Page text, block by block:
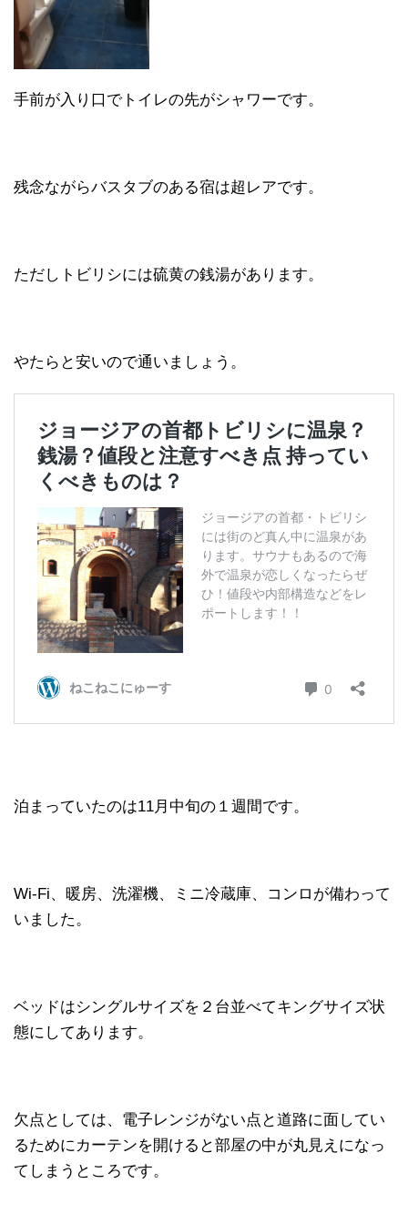
手前が入り口でトイレの先がシャワーです。
残念ながらバスタブのある宿は超レアです。
ただしトビリシには硫黄の銭湯があります。
やたらと安いので通いましょう。
泊まっていたのは11月中旬の１週間です。
Wi-Fi、暖房、洗濯機、ミニ冷蔵庫、コンロが備わって
いました。
ベッドはシングルサイズを２台並べてキングサイズ状
態にしてあります。
欠点としては、電子レンジがない点と道路に面してい
るためにカーテンを開けると部屋の中が丸見えになっ
てしまうところです。